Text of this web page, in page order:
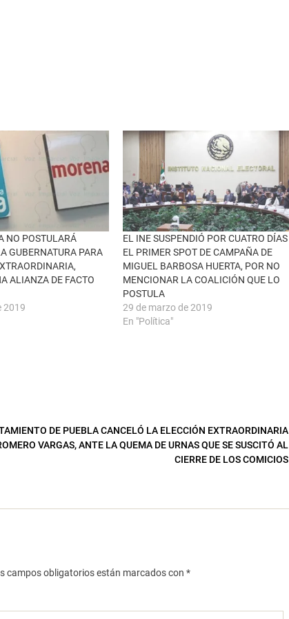
NO POSTULARÁ
GUBERNATURA PARA
ALIANZA DE FACTO
2019
EL INE SUSPENDIÓ POR CUATRO DÍAS
EL PRIMER SPOT DE CAMPAÑA DE
MIGUEL BARBOSA HUERTA, POR NO
MENCIONAR LA COALICIÓN QUE LO
POSTULA
29 de marzo de 2019
En "Política"
DE PUEBLA CANCELÓ LA ELECCIÓN EXTRAORDINARIA
VARGAS, ANTE LA QUEMA DE URNAS QUE SE SUSCITÓ AL
CIERRE DE LOS COMICIOS
campos obligatorios están marcados con *